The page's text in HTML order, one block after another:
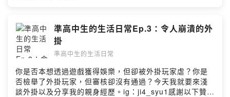
準高中生的生活日常Ep.3：令人崩潰的外
掛
準高中生的生活日常
你是否本想透過遊戲獲得娛樂，但卻被外掛玩家虐？你是
否檢舉了外掛玩家，但審核卻沒有通過？今天我就要來淺
談外掛以及分享我的親身經歷。ig：ji4_syu1感謝以下贊助